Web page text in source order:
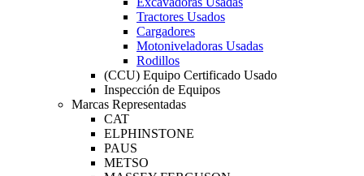
Tractores Usados
Cargadores
Motoniveladoras Usadas
Rodillos
(CCU) Equipo Certificado Usado
Inspección de Equipos
Marcas Representadas
CAT
ELPHINSTONE
PAUS
METSO